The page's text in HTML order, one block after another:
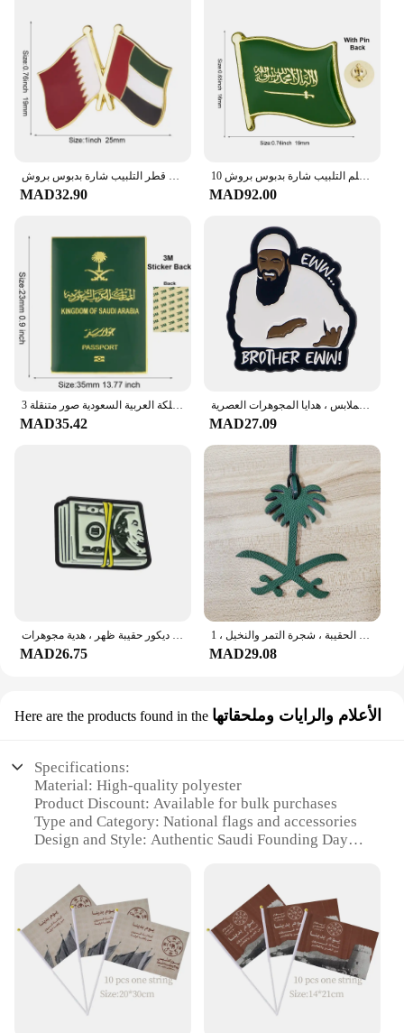
MAD32.90
10 قطعة مجموعة المملكة العربية السعودية العلم التلبيب شارة بدبوس بروش
MAD92.00
اختيار المملكة العربية السعودية صور متنقلة 3M ملصق شارة معدنية دبابيس دبابيس
MAD35.42
مضحك شقيق يقتبس دبوس المينا بروش ، دبابيس طية صدر ، شارة على ظهره ، اكسسوارات الملابس ، هدايا المجوهرات العصرية
MAD27.09
بروش مينا على شكل نقود إبداعي ، رمز دولار ، شارة طية صدر ورقة نقدية ، ديكور حقيبة ظهر ، هدية مجوهرات
MAD26.75
سلسلة مفاتيح بخريطة من الجلد الطبيعي للسيدات ، دلاية على الظهر ، سحر الحقيبة ، شجرة التمر والنخيل ، 1 *
MAD29.08
Here are the products found in the الأعلام والرايات وملحقاتها
Specifications:
Material: High-quality polyester
Product Discount: Available for bulk purchases
Type and Category: National flags and accessories
Design and Style: Authentic Saudi Founding Day
with pride
Performance and Property: Durable and weather-
resistant
Parts and Accessories: Includes flagpole, ground
spike, and carrying case
Features:
**Proudly Display Your Patriotism**